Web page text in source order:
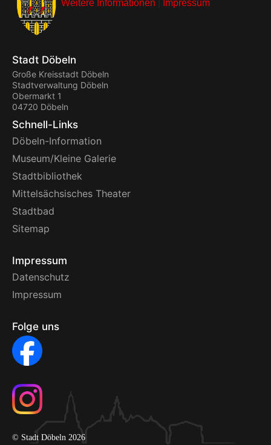
Stadt Döbeln
Große Kreisstadt Döbeln
Stadtverwaltung Döbeln
Obermarkt 1
04720 Döbeln
Schnell-Links
Döbeln-Information
Museum/Kleine Galerie
Stadtbibliothek
Mittelsächsisches Theater
Stadtbad
Sitemap
Impressum
Datenschutz
Impressum
Folge uns
© Stadt Döbeln 2026
Weitere Informationen Impressum